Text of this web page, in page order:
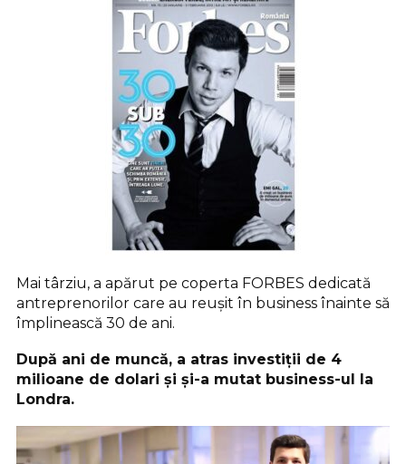
Mai târziu, a apărut pe coperta FORBES dedicată
antreprenorilor care au reușit în business înainte să
împlinească 30 de ani.
După ani de muncă, a atras investiții de 4
milioane de dolari și și-a mutat business-ul la
Londra.